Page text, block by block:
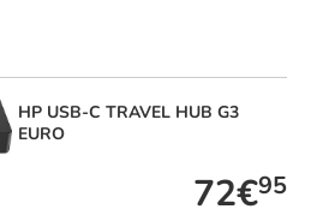
HP USB-C TRAVEL HUB G3
EURO
72€95